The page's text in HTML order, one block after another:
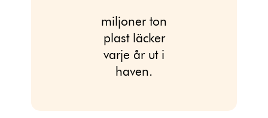
miljoner ton
plast läcker
varje år ut i
haven.